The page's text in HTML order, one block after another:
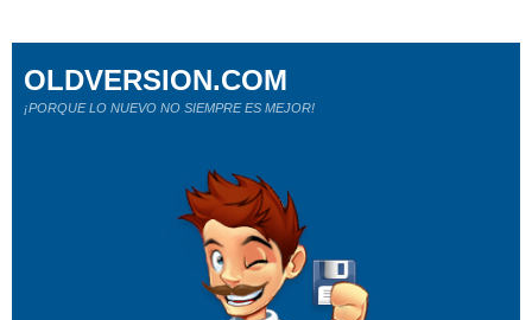
OLDVERSION.COM
¡PORQUE LO NUEVO NO SIEMPRE ES MEJOR!